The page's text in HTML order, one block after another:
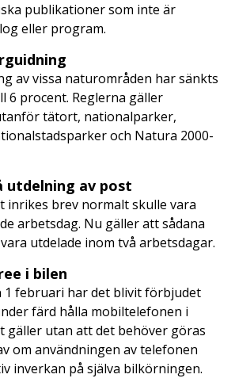
publikationer som inte är
eller program.
av vissa naturområden har sänkts
6 procent. Reglerna gäller
tätort, nationalparker,
och Natura 2000-
utdelning av post
inrikes brev normalt skulle vara
arbetsdag. Nu gäller att sådana
utdelade inom två arbetsdagar.
i bilen
1 februari har det blivit förbjudet
färd hålla mobiltelefonen i
gäller utan att det behöver göras
om användningen av telefonen
inverkan på själva bilkörningen.